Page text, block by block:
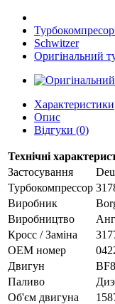
Schwitzer
Оригінальний
Характеристики
Опис
Відгуки (0)
Технічні
Застосування
Турбокомпрессор
Виробник
Виробництво
Кросс / Заміна
ОЕМ номер
Двигун
Паливо
Об'єм двигуна